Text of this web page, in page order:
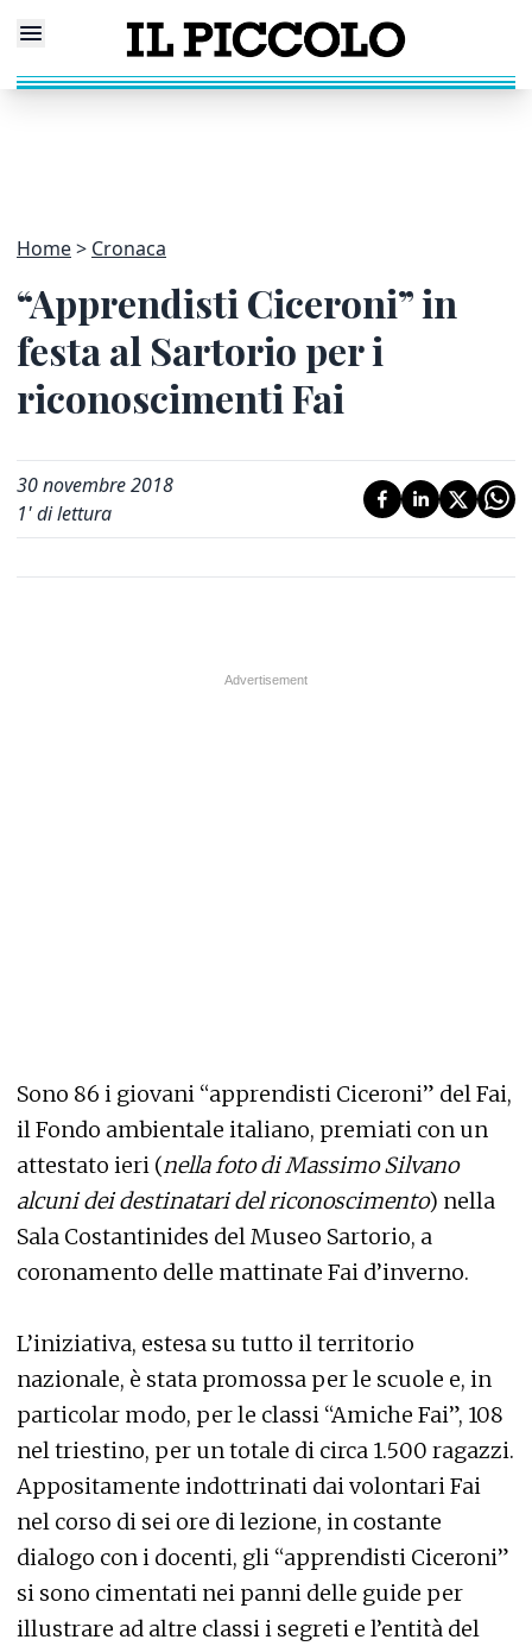
Home Cronaca
“Apprendisti Ciceroni” in
festa al Sartorio per i
riconoscimenti Fai
30 novembre 2018
1' di lettura
Sono 86 i giovani “apprendisti Ciceroni” del Fai,
il Fondo ambientale italiano, premiati con un
attestato ieri (nella foto di Massimo Silvano
alcuni dei destinatari del riconoscimento) nella
Sala Costantinides del Museo Sartorio, a
coronamento delle mattinate Fai d’inverno.
L’iniziativa, estesa su tutto il territorio
nazionale, è stata promossa per le scuole e, in
particolar modo, per le classi “Amiche Fai”, 108
nel triestino, per un totale di circa 1.500 ragazzi.
Appositamente indottrinati dai volontari Fai
nel corso di sei ore di lezione, in costante
dialogo con i docenti, gli “apprendisti Ciceroni”
si sono cimentati nei panni delle guide per
illustrare ad altre classi i segreti e l’entità del